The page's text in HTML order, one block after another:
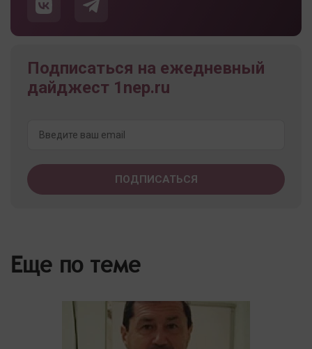
Подписаться на ежедневный
дайджест 1nep.ru
Еще по теме